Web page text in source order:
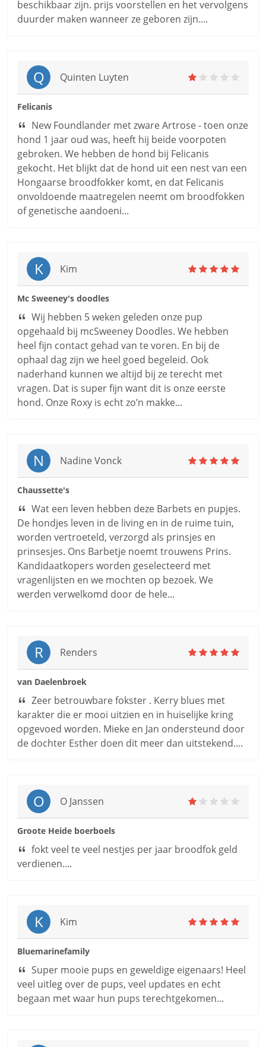
beschikbaar zijn. prijs voorstellen en het vervolgens
duurder maken wanneer ze geboren zijn....
Q Quinten Luyten
Felicanis
New Foundlander met zware Artrose - toen onze
hond 1 jaar oud was, heeft hij beide voorpoten
gebroken. We hebben de hond bij Felicanis
gekocht. Het blijkt dat de hond uit een nest van een
Hongaarse broodfokker komt, en dat Felicanis
onvoldoende maatregelen neemt om broodfokken
of genetische aandoeni...
K Kim
Mc Sweeney's doodles
Wij hebben 5 weken geleden onze pup
opgehaald bij mcSweeney Doodles. We hebben
heel fijn contact gehad van te voren. En bij de
ophaal dag zijn we heel goed begeleid. Ook
naderhand kunnen we altijd bij ze terecht met
vragen. Dat is super fijn want dit is onze eerste
hond. Onze Roxy is echt zo’n makke...
N Nadine Vonck
Chaussette's
Wat een leven hebben deze Barbets en pupjes.
De hondjes leven in de living en in de ruime tuin,
worden vertroeteld, verzorgd als prinsjes en
prinsesjes. Ons Barbetje noemt trouwens Prins.
Kandidaatkopers worden geselecteerd met
vragenlijsten en we mochten op bezoek. We
werden verwelkomd door de hele...
R Renders
van Daelenbroek
Zeer betrouwbare fokster . Kerry blues met
karakter die er mooi uitzien en in huiselijke kring
opgevoed worden. Mieke en Jan ondersteund door
de dochter Esther doen dit meer dan uitstekend....
O O Janssen
Groote Heide boerboels
fokt veel te veel nestjes per jaar broodfok geld
verdienen....
K Kim
Bluemarinefamily
Super mooie pups en geweldige eigenaars! Heel
veel uitleg over de pups, veel updates en echt
begaan met waar hun pups terechtgekomen...